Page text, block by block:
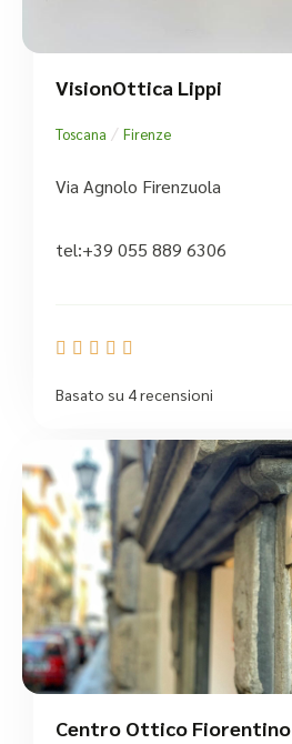
VisionOttica Lippi
Toscana / Firenze
Via Agnolo Firenzuola
tel:+39 055 889 6306
    
Basato su 4 recensioni
Centro Ottico Fiorentino